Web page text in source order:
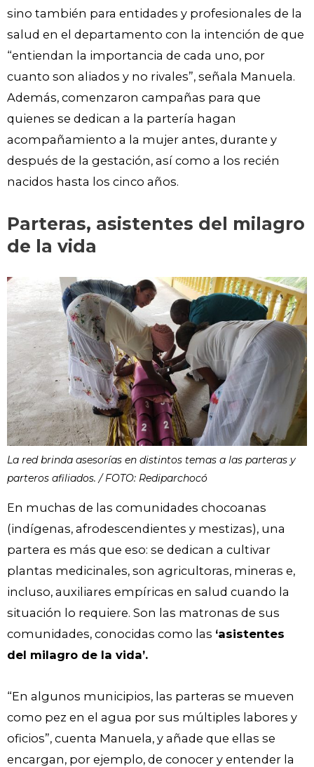
sino también para entidades y profesionales de la
salud en el departamento con la intención de que
“entiendan la importancia de cada uno, por
cuanto son aliados y no rivales”, señala Manuela.
Además, comenzaron campañas para que
quienes se dedican a la partería hagan
acompañamiento a la mujer antes, durante y
después de la gestación, así como a los recién
nacidos hasta los cinco años.
Parteras, asistentes del milagro
de la vida
La red brinda asesorías en distintos temas a las parteras y
parteros afiliados. / FOTO: Rediparchocó
En muchas de las comunidades chocoanas
(indígenas, afrodescendientes y mestizas), una
partera es más que eso: se dedican a cultivar
plantas medicinales, son agricultoras, mineras e,
incluso, auxiliares empíricas en salud cuando la
situación lo requiere. Son las matronas de sus
comunidades, conocidas como las ‘asistentes
del milagro de la vida’.
“En algunos municipios, las parteras se mueven
como pez en el agua por sus múltiples labores y
oficios”, cuenta Manuela, y añade que ellas se
encargan, por ejemplo, de conocer y entender la